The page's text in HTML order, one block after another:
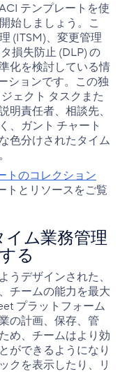
テンプレートを使
始しましょう。こ
(ITSM)、変更管理
損失防止 (DLP) の
化を検討している情
ションです。この独
ェクト タスクまた
明責任者、相談先、
、ガント チャート
色分けされたタイム
トのコレクション
トとリソースをご覧
ム業務管理
る
うデザインされた、
チームの能力を最大
プラットフォーム
の計画、保存、管
め、チームはより効
ができるようになり
クを表示したり、リ